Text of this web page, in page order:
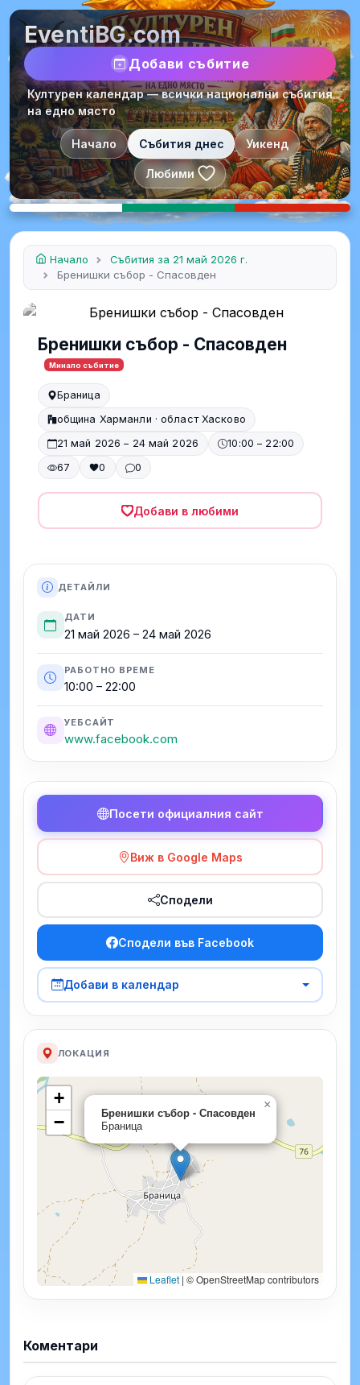
EventiBG.com
Добави събитие
Културен календар — всички национални събития
на едно място
Начало Събития днес Уикенд
Любими
Начало
Събития за 21 май 2026 г.
Бренишки събор - Спасовден
Бренишки събор - Спасовден
Минало събитие
Браница
община Харманли · област Хасково
21 май 2026 – 24 май 2026
10:00 – 22:00
67
0 0
Добави в любими
ДЕТАЙЛИ
ДАТИ
21 май 2026 – 24 май 2026
РАБОТНО ВРЕМЕ
10:00 – 22:00
УЕБСАЙТ
www.facebook.com
Посети официалния сайт
Виж в Google Maps
Сподели
Сподели във Facebook
Добави в календар
ЛОКАЦИЯ
Бренишки събор - Спасовден
Браница
×
+
−
Leaflet | © OpenStreetMap contributors
Коментари